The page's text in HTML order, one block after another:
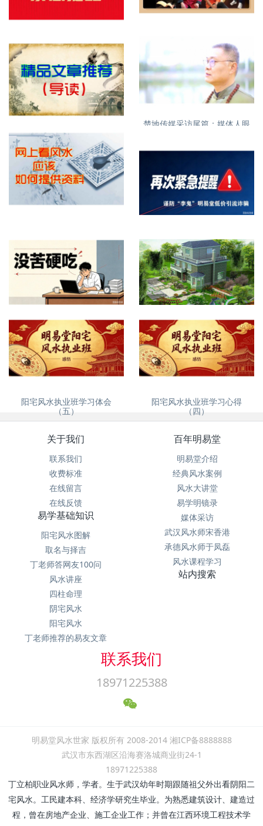
紧急提醒，明易堂有重名，大
家需看清
楚地传媒采访尾篇：媒体人眼
特别推荐精品文章
再次紧急提醒，谨防诈骗
没苦硬吃？ 自建房、别墅风水怎么看
阳宅风水执业班学习体会
（五）
阳宅风水执业班学习心得
（四）
关于我们
联系我们
收费标准
在线留言
在线反馈
百年明易堂
明易堂介绍
经典风水案例
风水大讲堂
易学明镜录
媒体采访
武汉风水师宋香港
承德风水师于凤磊
风水课程学习
易学基础知识
阳宅风水图解
取名与择吉
丁老师答网友100问
风水讲座
四柱命理
阴宅风水
阳宅风水
丁老师推荐的易友文章
站内搜索
联系我们
18971225388
明易堂风水世家 版权所有 2008-2014 湘ICP备8888888
武汉市东西湖区沿海赛洛城商业街24-1
18971225388
丁立柏职业风水师，学者。生于武汉幼年时期跟随祖父外出看阴阳二
宅风水。工民建本科、经济学研究生毕业。为熟悉建筑设计、建造过
程，曾在房地产企业、施工企业工作；并曾在江西环境工程技术学